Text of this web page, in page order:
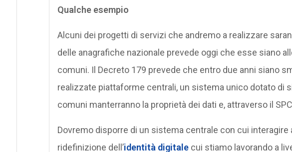
Qualche esempio
Alcuni dei progetti di servizi che andremo a realizzare
delle anagrafiche nazionale prevede oggi che esse siano
comuni. Il Decreto 179 prevede che entro due anni siano
realizzate piattaforme centrali, un sistema unico dotato di
comuni manterranno la proprietà dei dati e, attraverso il
Dovremo disporre di un sistema centrale con cui interagire
ridefinizione dell’identità digitalecui stiamo lavorando a